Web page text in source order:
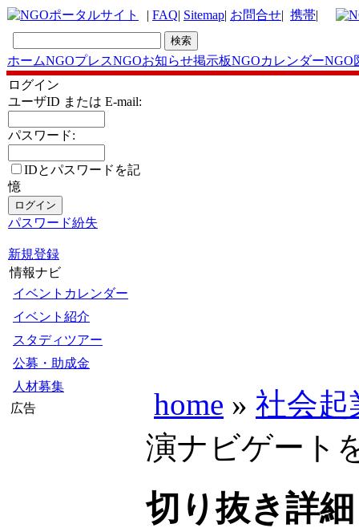
| FAQ| Sitemap| お問合せ| 携帯|
ホームNGOプレスNGOお知らせ掲示板NGOカレンダーNGO
ログイン
ユーザID または E-mail:
パスワード:
IDとパスワードを記
憶
パスワード紛失
新規登録
情報ナビ
イベントカレンダー
イベント紹介
スタディツアー
公募・助成金
人材募集
広告
home » 社会起
演ナビゲート
切り抜き詳細